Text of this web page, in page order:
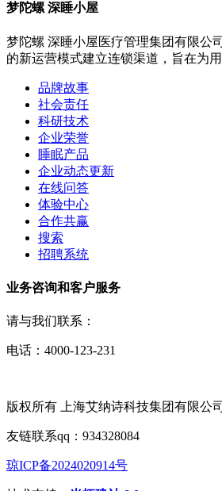
梦陀螺 深睡小屋
梦陀螺 深睡小屋医疗管理集团有限公
的新运营模式建立连锁渠道，旨在为
品牌故事
社会责任
科研技术
企业荣誉
睡眠产品
企业动态更新
在线问答
体验中心
合作共赢
搜索
招聘系统
业务咨询和客户服务
请与我们联系：
电话：4000-123-231
版权所有 上海艾纳诗科技集团有限公司
友链联系qq：934328084
琼ICP备2024020914号